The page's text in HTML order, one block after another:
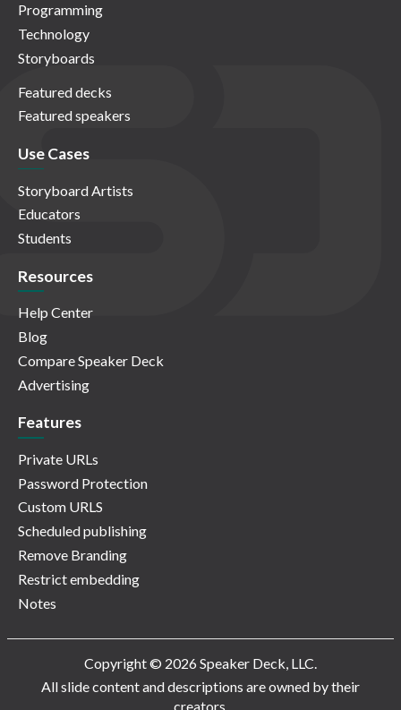
Programming
Technology
Storyboards
Featured decks
Featured speakers
Use Cases
Storyboard Artists
Educators
Students
Resources
Help Center
Blog
Compare Speaker Deck
Advertising
Features
Private URLs
Password Protection
Custom URLS
Scheduled publishing
Remove Branding
Restrict embedding
Notes
Copyright © 2026 Speaker Deck, LLC.
All slide content and descriptions are owned by their
creators.